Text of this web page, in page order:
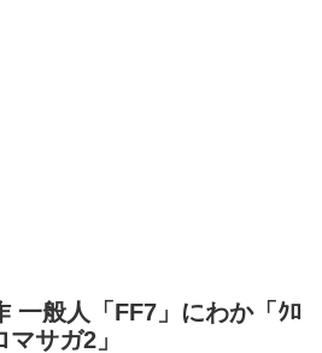
一般人「FF7」にわか「ｸﾛ
サガ2」